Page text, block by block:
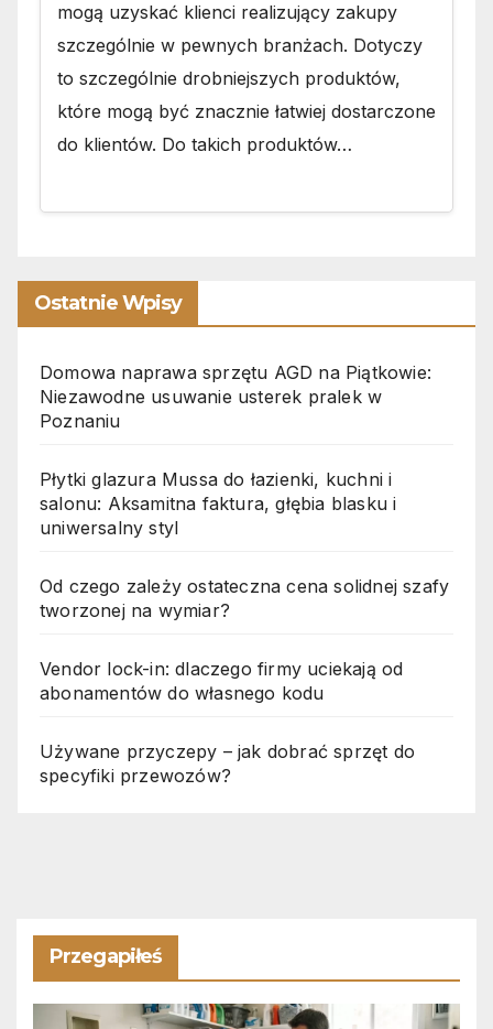
mogą uzyskać klienci realizujący zakupy
szczególnie w pewnych branżach. Dotyczy
to szczególnie drobniejszych produktów,
które mogą być znacznie łatwiej dostarczone
do klientów. Do takich produktów…
Ostatnie Wpisy
Domowa naprawa sprzętu AGD na Piątkowie:
Niezawodne usuwanie usterek pralek w
Poznaniu
Płytki glazura Mussa do łazienki, kuchni i
salonu: Aksamitna faktura, głębia blasku i
uniwersalny styl
Od czego zależy ostateczna cena solidnej szafy
tworzonej na wymiar?
Vendor lock-in: dlaczego firmy uciekają od
abonamentów do własnego kodu
Używane przyczepy – jak dobrać sprzęt do
specyfiki przewozów?
Przegapiłeś